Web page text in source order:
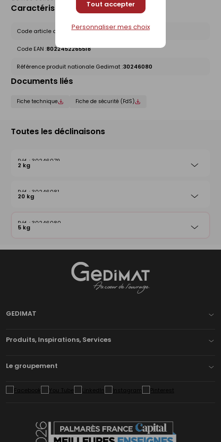
Tout accepter
Personnaliser mes choix
Caractéristiques du produit
Code article chez le fournisseur :1558805
Code EAN :8022452265518
Référence produit nationale Gedimat :30246080
Documents liés
Fiche technique Fiche de sécurité (FdS)
Toutes les déclinaisons
30246079
2 kg
30246081
20 kg
30246080
5 kg
GEDIMAT
Produits, Inspirations, Services
Le groupement